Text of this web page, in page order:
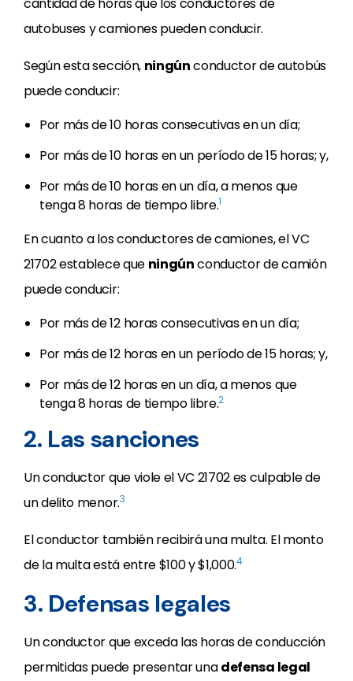
autobuses y camiones pueden conducir.
Según esta sección, ningúnconductor de autobús
puede conducir:
Por más de 10 horas consecutivas en un día;
Por más de 10 horas en un período de 15 horas; y,
Por más de 10 horas en un día, a menos que
tenga 8 horas de tiempo libre.1
En cuanto a los conductores de camiones, el VC
21702 establece que ningúnconductor de camión
puede conducir:
Por más de 12 horas consecutivas en un día;
Por más de 12 horas en un período de 15 horas; y,
Por más de 12 horas en un día, a menos que
tenga 8 horas de tiempo libre.2
2. Las sanciones
Un conductor que viole el VC 21702 es culpable de
un delito menor.3
El conductor también recibirá una multa. El monto
de la multa está entre $100 y $1,000.4
3. Defensas legales
Un conductor que exceda las horas de conducción
permitidas puede presentar unadefensa legal